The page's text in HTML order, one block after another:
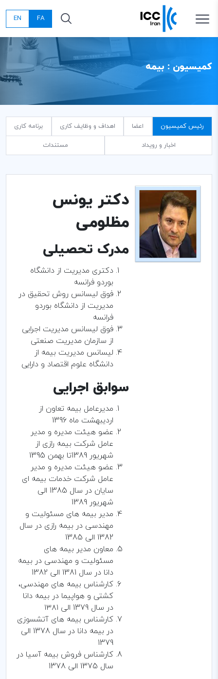
FA
EN
کمیسیون : بیمه
رئیس کمیسیون اعضا اهداف و وظایف کاری برنامه کاری
اخبار و رویداد مستندات
دکتر یونس
مظلومی
مدرک تحصیلی
دکتری مدیریت از دانشگاه
بوردو فرانسه
فوق لیسانس روش تحقیق در
مدیریت از دانشگاه بوردو
فرانسه
فوق لیسانس مدیریت اجرایی
از سازمان مدیریت صنعتی
لیسانس مدیریت بیمه از
دانشگاه علوم اقتصاد و دارایی
سوابق اجرایی
مدیرعامل بیمه تعاون از
اردیبهشت ماه 1396
عضو هیئت مدیره و مدیر
عامل شرکت بیمه رازی از
شهریور 1389تا بهمن 1395
عضو هیئت مدیره و مدیر
عامل شرکت خدمات بیمه ای
سایان در سال 1385 الی
شهریور 1389
مدیر بیمه های مسئولیت و
مهندسی در بیمه رازی در سال
1382 الی 1385
معاون مدیر بیمه های
مسئولیت و مهندسی در بیمه
دانا در سال 1381 الی 1382
کارشناس بیمه های مهندسی،
کشتی و هواپیما در بیمه دانا
در سال 1379 الی ۱۳۸۱
کارشناس بیمه های آتشسوزی
در بیمه دانا در سال 1378 الی
1379
کارشناس فروش بیمه آسیا در
سال 1375 الی 1378